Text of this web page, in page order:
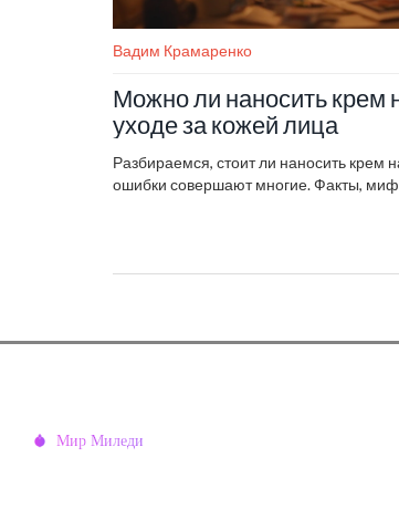
Вадим Крамаренко
Можно ли наносить крем
уходе за кожей лица
Разбираемся, стоит ли наносить крем
ошибки совершают многие. Факты,